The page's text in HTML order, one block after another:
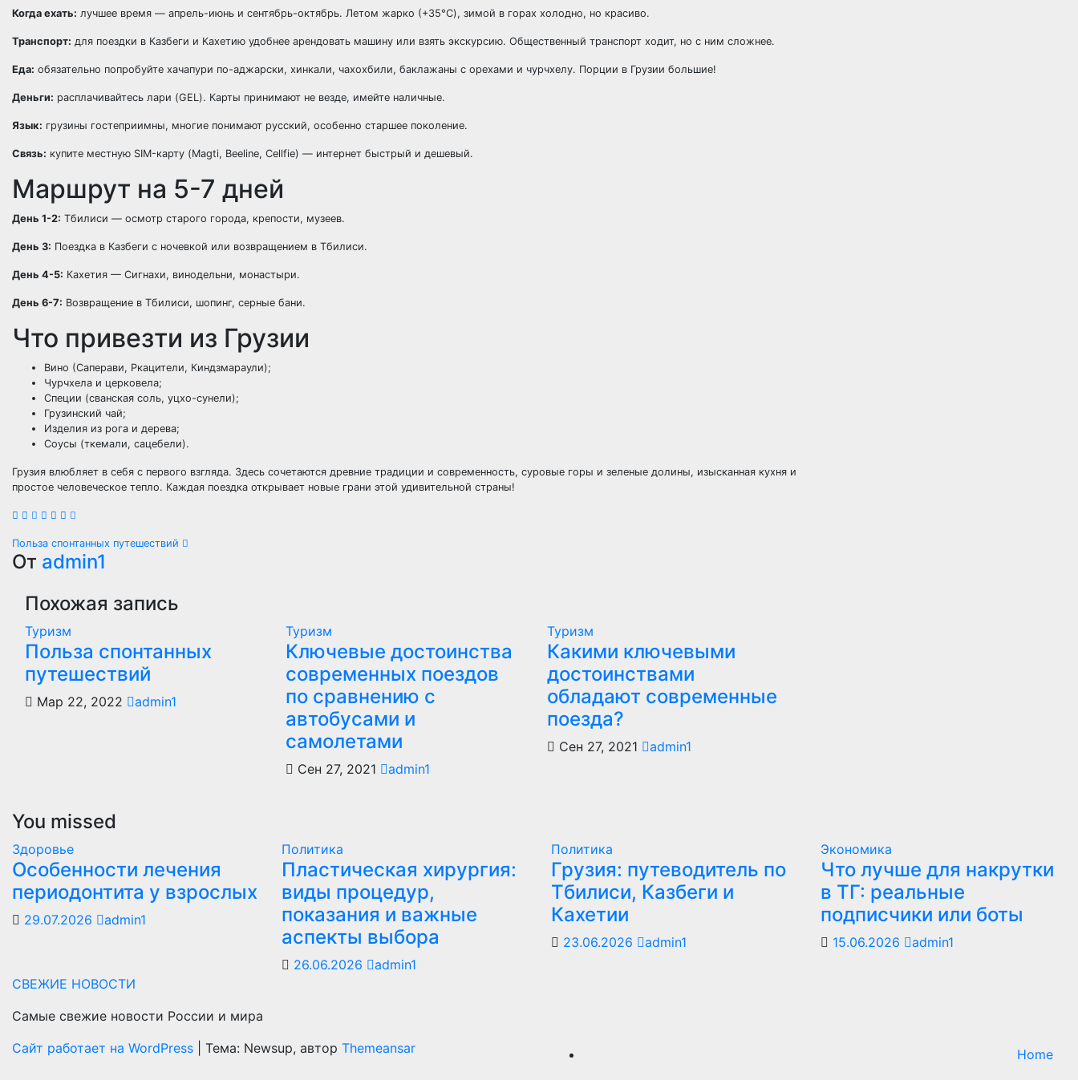
Когда ехать: лучшее время — апрель-июнь и сентябрь-октябрь. Летом жарко (+35°C), зимой в горах холодно, но красиво.
Транспорт: для поездки в Казбеги и Кахетию удобнее арендовать машину или взять экскурсию. Общественный транспорт ходит, но с ним сложнее.
Еда: обязательно попробуйте хачапури по-аджарски, хинкали, чахохбили, баклажаны с орехами и чурчхелу. Порции в Грузии большие!
Деньги: расплачивайтесь лари (GEL). Карты принимают не везде, имейте наличные.
Язык: грузины гостеприимны, многие понимают русский, особенно старшее поколение.
Связь: купите местную SIM-карту (Magti, Beeline, Cellfie) — интернет быстрый и дешевый.
Маршрут на 5-7 дней
День 1-2: Тбилиси — осмотр старого города, крепости, музеев.
День 3: Поездка в Казбеги с ночевкой или возвращением в Тбилиси.
День 4-5: Кахетия — Сигнахи, винодельни, монастыри.
День 6-7: Возвращение в Тбилиси, шопинг, серные бани.
Что привезти из Грузии
Вино (Саперави, Ркацители, Киндзмараули);
Чурчхела и церковела;
Специи (сванская соль, уцхо-сунели);
Грузинский чай;
Изделия из рога и дерева;
Соусы (ткемали, сацебели).
Грузия влюбляет в себя с первого взгляда. Здесь сочетаются древние традиции и современность, суровые горы и зеленые долины, изысканная кухня и
простое человеческое тепло. Каждая поездка открывает новые грани этой удивительной страны!
Навигация
по
записям
Польза спонтанных путешествий
От admin1
Похожая запись
Туризм
Польза спонтанных
путешествий
Мар 22, 2022 admin1
Туризм
Ключевые достоинства
современных поездов
по сравнению с
автобусами и
самолетами
Сен 27, 2021 admin1
Туризм
Какими ключевыми
достоинствами
обладают современные
поезда?
Сен 27, 2021 admin1
You missed
Здоровье
Особенности лечения
периодонтита у взрослых
29.07.2026 admin1
Политика
Пластическая хирургия:
виды процедур,
показания и важные
аспекты выбора
26.06.2026 admin1
Политика
Грузия: путеводитель по
Тбилиси, Казбеги и
Кахетии
23.06.2026 admin1
Экономика
Что лучше для накрутки
в ТГ: реальные
подписчики или боты
15.06.2026 admin1
СВЕЖИЕ НОВОСТИ
Самые свежие новости России и мира
Сайт работает на WordPress
Тема: Newsup, автор Themeansar Home